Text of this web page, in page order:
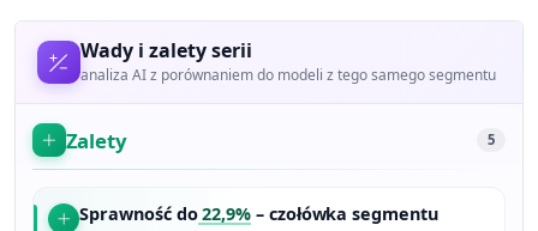
Wady i zalety serii
analiza AI z porównaniem do modeli z tego samego segmentu
Zalety 5
Sprawność do22,9% – czołówka segmentu